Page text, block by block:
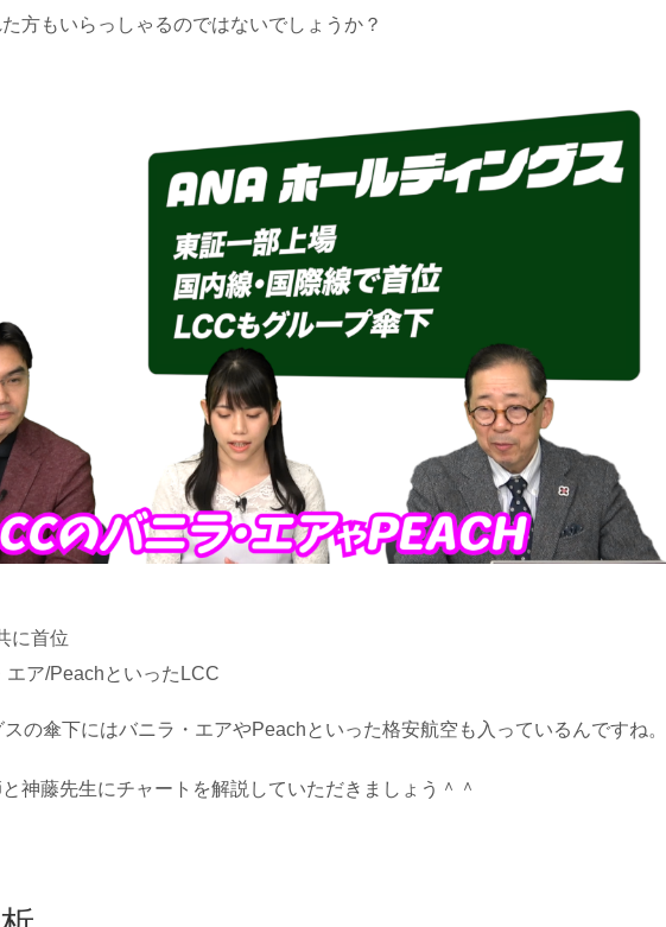
方もいらっしゃるのではないでしょうか？
に首位
エア/PeachといったLCC
の傘下にはバニラ・エアやPeachといった格安航空も入っているんですね。
神藤先生にチャートを解説していただきましょう＾＾